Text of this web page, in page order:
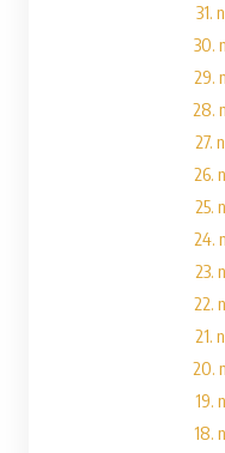
31.
30.
29.
28.
27.
26.
25.
24.
23.
22.
21.
20.
19.
18.